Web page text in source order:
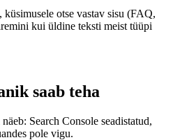
otse vastav sisu (FAQ,
kui üldine teksti meist tüüpi
saab teha
Search Console seadistatud,
pole vigu.